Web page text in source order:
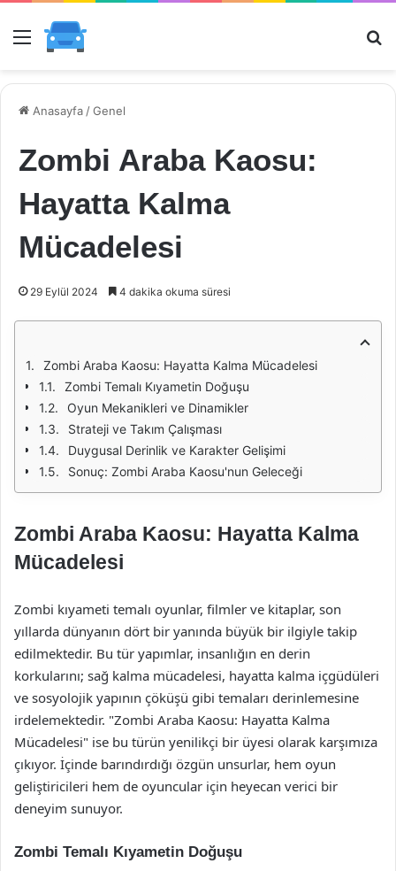
Menü
Anasayfa /Genel
Zombi Araba Kaosu:
Hayatta Kalma
Mücadelesi
29 Eylül 2024 4 dakika okuma süresi
Zombi Araba Kaosu: Hayatta Kalma Mücadelesi
Zombi Temalı Kıyametin Doğuşu
Oyun Mekanikleri ve Dinamikler
Strateji ve Takım Çalışması
Duygusal Derinlik ve Karakter Gelişimi
Sonuç: Zombi Araba Kaosu'nun Geleceği
Zombi Araba Kaosu: Hayatta Kalma
Mücadelesi
Zombi kıyameti temalı oyunlar, filmler ve kitaplar, son
yıllarda dünyanın dört bir yanında büyük bir ilgiyle takip
edilmektedir. Bu tür yapımlar, insanlığın en derin
korkularını; sağ kalma mücadelesi, hayatta kalma içgüdüleri
ve sosyolojik yapının çöküşü gibi temaları derinlemesine
irdelemektedir. "Zombi Araba Kaosu: Hayatta Kalma
Mücadelesi" ise bu türün yenilikçi bir üyesi olarak karşımıza
çıkıyor. İçinde barındırdığı özgün unsurlar, hem oyun
geliştiricileri hem de oyuncular için heyecan verici bir
deneyim sunuyor.
Zombi Temalı Kıyametin Doğuşu